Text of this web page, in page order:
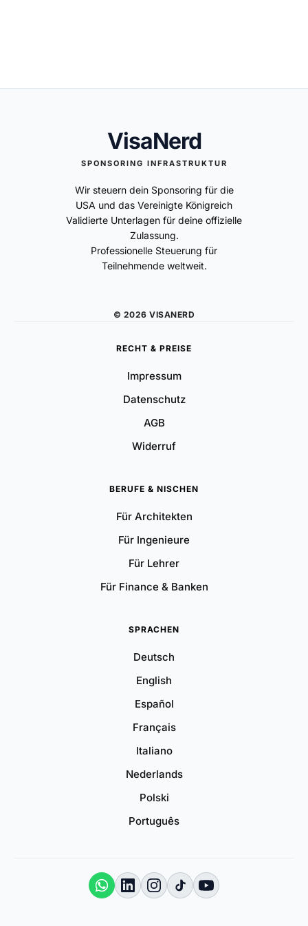
VisaNerd
SPONSORING INFRASTRUKTUR
Wir steuern dein Sponsoring für die
USA und das Vereinigte Königreich
Validierte Unterlagen für deine offizielle
Zulassung.
Professionelle Steuerung für
Teilnehmende weltweit.
© 2026 VISANERD
RECHT & PREISE
Impressum
Datenschutz
AGB
Widerruf
BERUFE & NISCHEN
Für Architekten
Für Ingenieure
Für Lehrer
Für Finance & Banken
SPRACHEN
Deutsch
English
Español
Français
Italiano
Nederlands
Polski
Português